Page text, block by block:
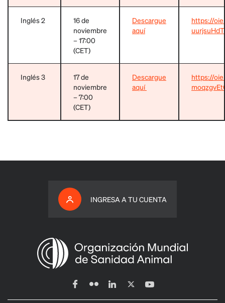
Inglés 2
16 de
noviembre
– 17:00
(CET)
Descargue
aquí
https://
Inglés 3
17 de
noviembre
– 7:00
(CET)
Descargue
aquí
https://
INGRESA A TU CUENTA